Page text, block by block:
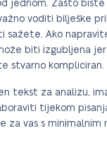
jednom. Zašto
voditi bilješke
sažete. Ako
biti izgubljena
stvarno kompliciran.
tekst za analizu,
tijekom
za vas s minimalnim